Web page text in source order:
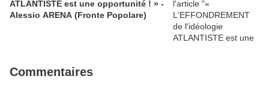
ATLANTISTE est une opportunité ! » -
Alessio ARENA (Fronte Popolare)
Commentaires